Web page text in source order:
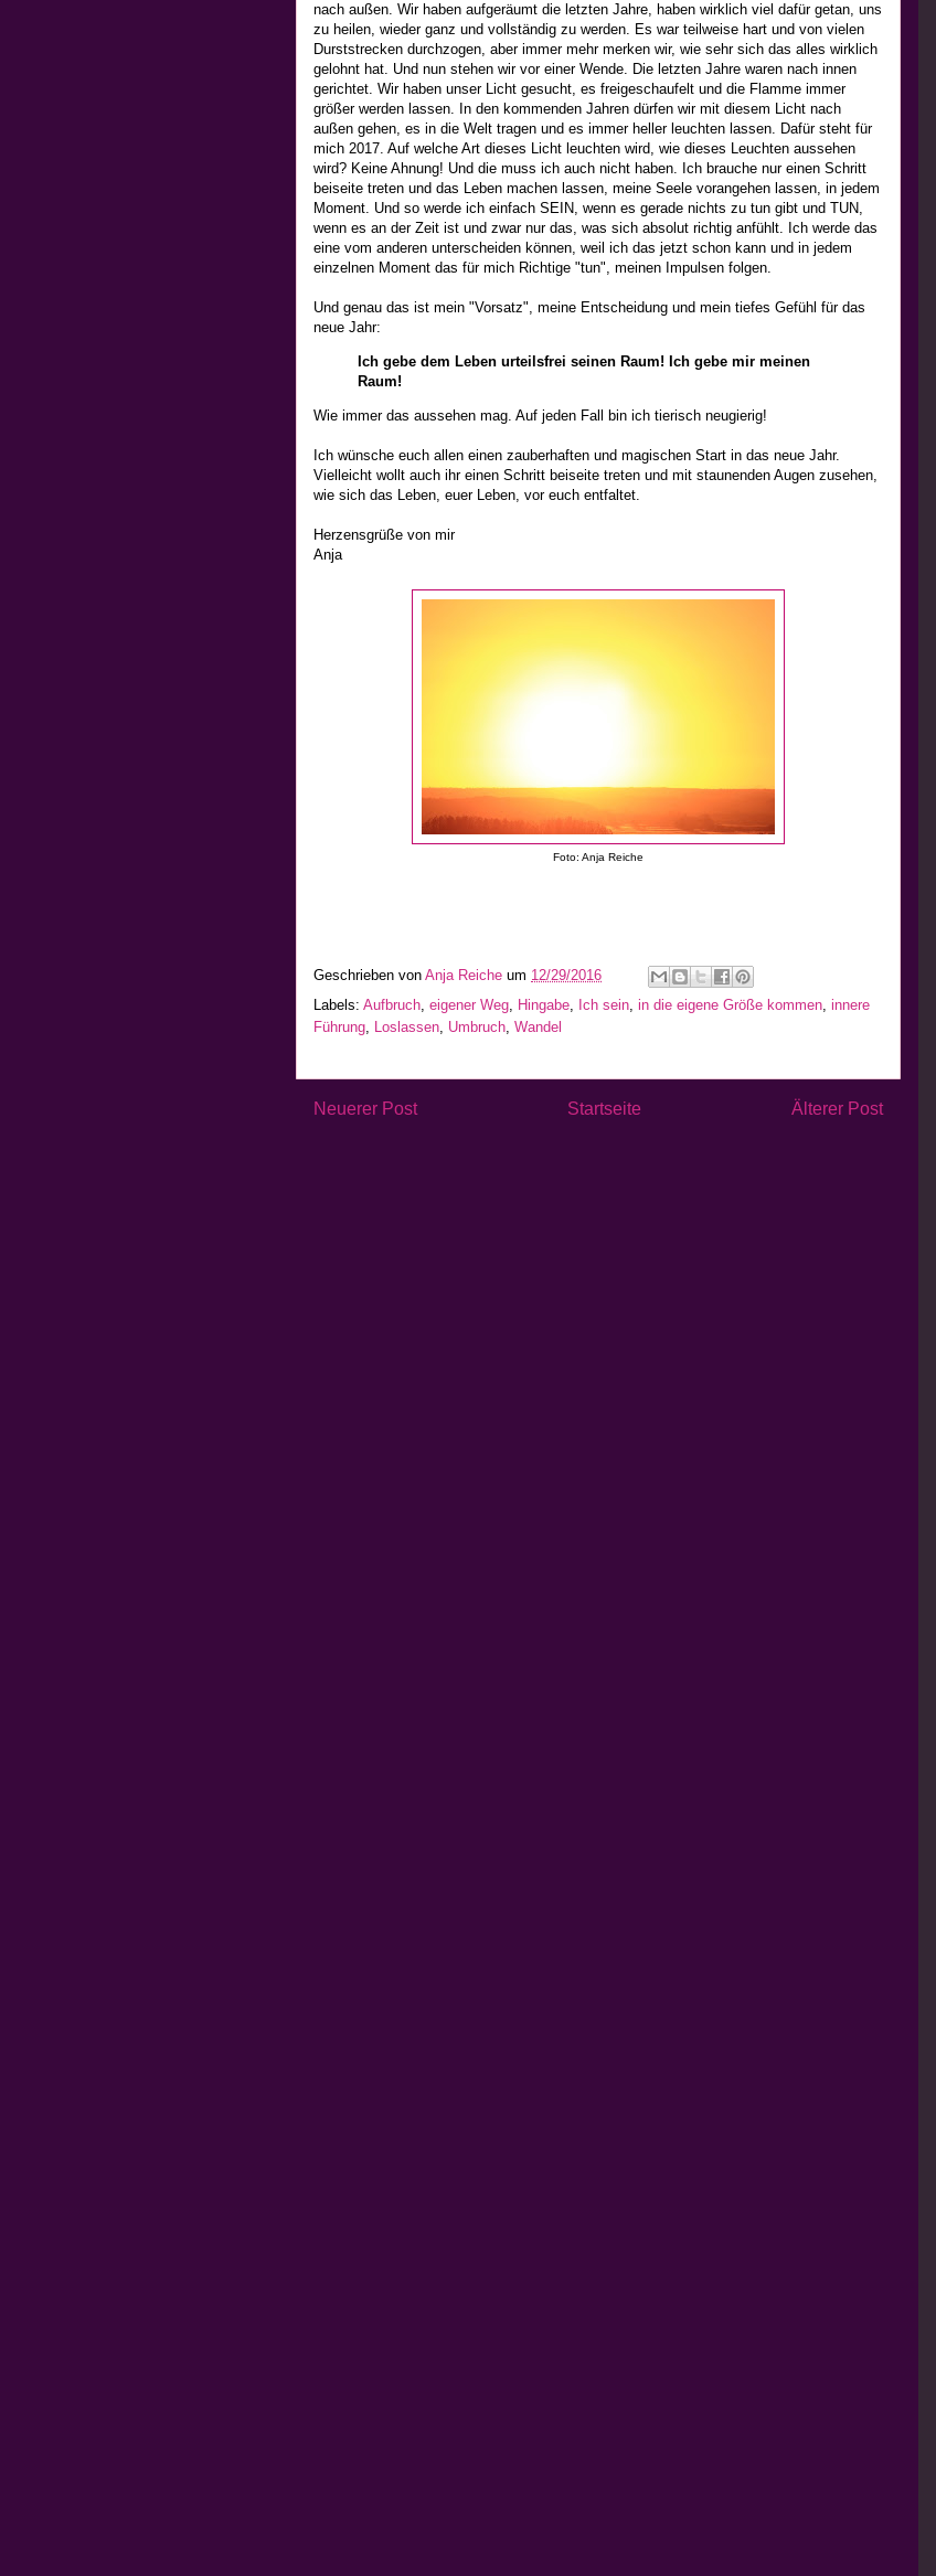
nach außen. Wir haben aufgeräumt die letzten Jahre, haben wirklich viel dafür getan, uns
zu heilen, wieder ganz und vollständig zu werden. Es war teilweise hart und von vielen
Durststrecken durchzogen, aber immer mehr merken wir, wie sehr sich das alles wirklich
gelohnt hat. Und nun stehen wir vor einer Wende. Die letzten Jahre waren nach innen
gerichtet. Wir haben unser Licht gesucht, es freigeschaufelt und die Flamme immer
größer werden lassen. In den kommenden Jahren dürfen wir mit diesem Licht nach
außen gehen, es in die Welt tragen und es immer heller leuchten lassen. Dafür steht für
mich 2017. Auf welche Art dieses Licht leuchten wird, wie dieses Leuchten aussehen
wird? Keine Ahnung! Und die muss ich auch nicht haben. Ich brauche nur einen Schritt
beiseite treten und das Leben machen lassen, meine Seele vorangehen lassen, in jedem
Moment. Und so werde ich einfach SEIN, wenn es gerade nichts zu tun gibt und TUN,
wenn es an der Zeit ist und zwar nur das, was sich absolut richtig anfühlt. Ich werde das
eine vom anderen unterscheiden können, weil ich das jetzt schon kann und in jedem
einzelnen Moment das für mich Richtige "tun", meinen Impulsen folgen.
Und genau das ist mein "Vorsatz", meine Entscheidung und mein tiefes Gefühl für das
neue Jahr:
Ich gebe dem Leben urteilsfrei seinen Raum! Ich gebe mir meinen
Raum!
Wie immer das aussehen mag. Auf jeden Fall bin ich tierisch neugierig!
Ich wünsche euch allen einen zauberhaften und magischen Start in das neue Jahr.
Vielleicht wollt auch ihr einen Schritt beiseite treten und mit staunenden Augen zusehen,
wie sich das Leben, euer Leben, vor euch entfaltet.
Herzensgrüße von mir
Anja
Foto: Anja Reiche
Geschrieben von Anja Reiche um 12/29/2016
Labels: Aufbruch eigener Weg Hingabe Ich sein in die eigene Größe kommen innere
Führung Loslassen Umbruch Wandel
Neuerer Post Älterer Post
Startseite